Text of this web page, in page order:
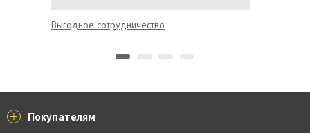
Выгодное сотрудничество
Покупателям